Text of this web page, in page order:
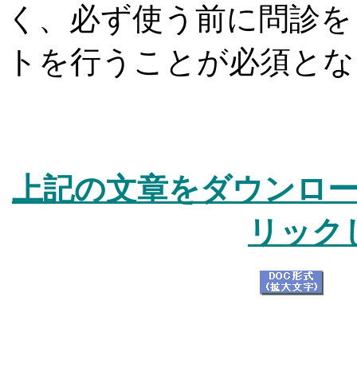
く、必ず使う前に問診
トを行うことが必須と
上記の文章をダウンロ
リック